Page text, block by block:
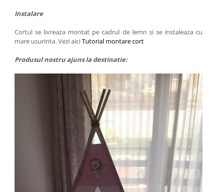
Instalare
Cortul se livreaza montat pe cadrul de lemn si se instaleaza cu
mare usurinta. Vezi aiciTutorial montare cort
Produsul nostru ajuns la destinatie: